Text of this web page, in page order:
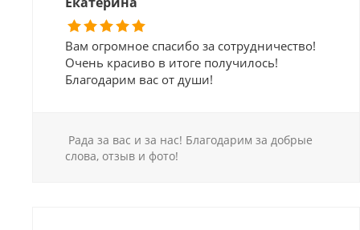
Вам огромное спасибо за сотрудничество!
Очень красиво в итоге получилось!
Благодарим вас от души!
Рада за вас и за нас! Благодарим за добрые
слова, отзыв и фото!